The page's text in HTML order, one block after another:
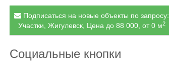
Подписаться на новые объекты по запросу:
Участки, Жигулевск, Цена до 88 000, от 0 м2
Социальные кнопки